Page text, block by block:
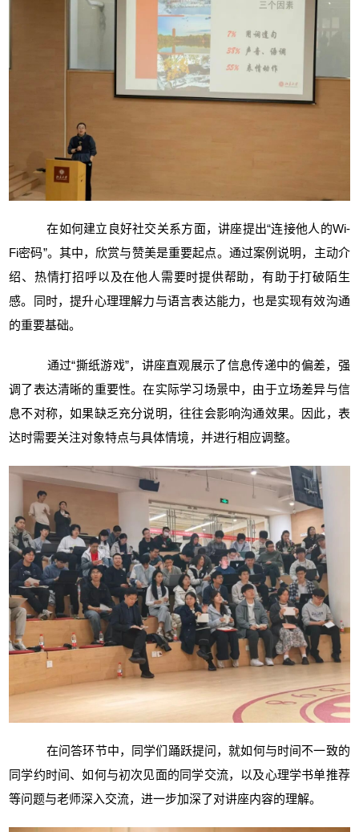
在如何建立良好社交关系方面，讲座提出“连接他人的Wi-
Fi密码”。其中，欣赏与赞美是重要起点。通过案例说明，主动介
绍、热情打招呼以及在他人需要时提供帮助，有助于打破陌生
感。同时，提升心理理解力与语言表达能力，也是实现有效沟通
的重要基础。
通过“撕纸游戏”，讲座直观展示了信息传递中的偏差，强
调了表达清晰的重要性。在实际学习场景中，由于立场差异与信
息不对称，如果缺乏充分说明，往往会影响沟通效果。因此，表
达时需要关注对象特点与具体情境，并进行相应调整。
在问答环节中，同学们踊跃提问，就如何与时间不一致的
同学约时间、如何与初次见面的同学交流，以及心理学书单推荐
等问题与老师深入交流，进一步加深了对讲座内容的理解。